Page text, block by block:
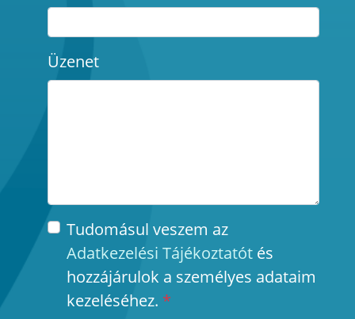
Üzenet
Tudomásul veszem az
Adatkezelési Tájékoztatótés
hozzájárulok a személyes adataim
kezeléséhez. *